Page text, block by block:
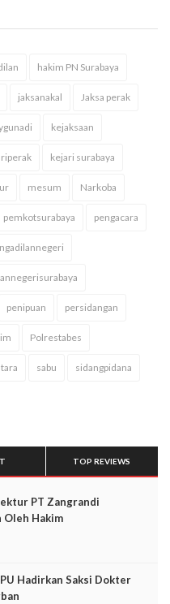
hakim PN Surabaya
jaksanakal Jaksa perak
kejaksaan
kejari surabaya
mesum Narkoba
pemkotsurabaya pengacara
penipuan persidangan
Polrestabes
sabu sidangpidana
TOP REVIEWS
PT Zangrandi
Oleh Hakim
Hadirkan Saksi Dokter